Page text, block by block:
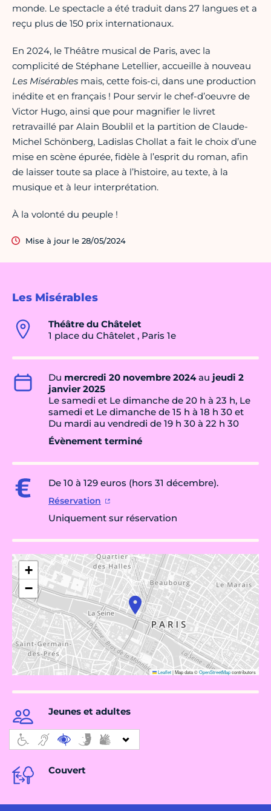
Les Misérables
Théâtre du Châtelet
1 place du Châtelet , Paris 1e
Du mercredi 20 novembre 2024au jeudi 2
janvier 2025
Le samedi et Le dimanche de 20 h à 23 h, Le
samedi et Le dimanche de 15 h à 18 h 30 et
Du mardi au vendredi de 19 h 30 à 22 h 30
Évènement terminé
De 10 à 129 euros (hors 31 décembre).
Réservation
Uniquement sur réservation
+
−
Leaflet|Map data ©OpenStreetMapcontributors
Jeunes et adultes
Couvert
monde. Le spectacle a été traduit dans 27 langues et a
reçu plus de 150 prix internationaux.
En 2024, le Théâtre musical de Paris, avec la
complicité de Stéphane Letellier, accueille à nouveau
Les Misérables mais, cette fois-ci, dans une production
inédite et en français ! Pour servir le chef-d’oeuvre de
Victor Hugo, ainsi que pour magnifier le livret
retravaillé par Alain Boublil et la partition de Claude-
Michel Schönberg, Ladislas Chollat a fait le choix d’une
mise en scène épurée, fidèle à l’esprit du roman, afin
de laisser toute sa place à l’histoire, au texte, à la
musique et à leur interprétation.
À la volonté du peuple !
Mise à jour le 28/05/2024